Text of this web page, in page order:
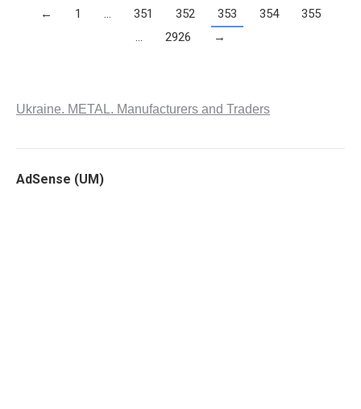
← 1 … 351 352 353 354
355
…
2926 →
Ukraine. METAL. Manufacturers and Traders
AdSense (UM)